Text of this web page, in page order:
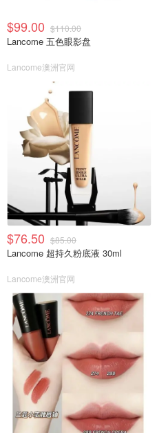
$99.00 $110.00
Lancome 五色眼影盘
Lancome澳洲官网
$76.50 $85.00
Lancome 超持久粉底液 30ml
Lancome澳洲官网